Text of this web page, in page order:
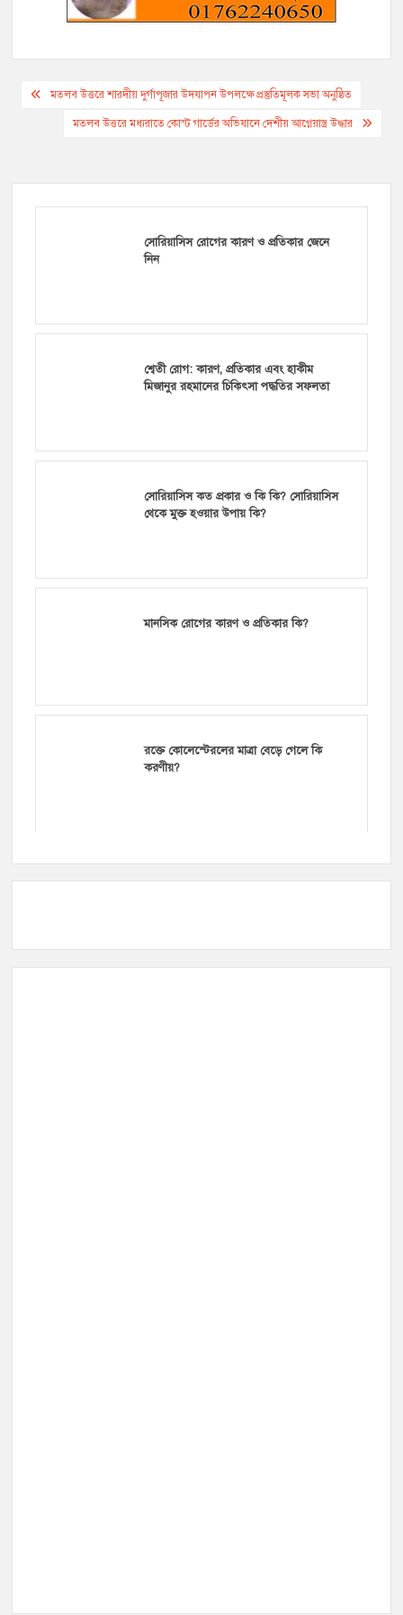
Post
navigation
মতলব উত্তরে শারদীয় দুর্গাপূজার উদযাপন উপলক্ষে প্রস্তুতিমূলক সভা অনুষ্ঠিত
মতলব উত্তরে মধ্যরাতে কোস্ট গার্ডের অভিযানে দেশীয় আগ্নেয়াস্ত্র উদ্ধার
সোরিয়াসিস রোগের কারণ ও প্রতিকার জেনে
নিন
শ্বেতী রোগ: কারণ, প্রতিকার এবং হাকীম
মিজানুর রহমানের চিকিৎসা পদ্ধতির সফলতা
সোরিয়াসিস কত প্রকার ও কি কি? সোরিয়াসিস
থেকে মুক্ত হওয়ার উপায় কি?
মানসিক রোগের কারণ ও প্রতিকার কি?
রক্তে কোলেস্টেরলের মাত্রা বেড়ে গেলে কি
করণীয়?